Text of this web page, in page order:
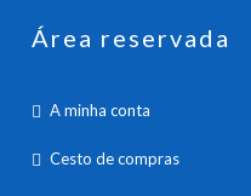
Área reservada
A minha conta
Cesto de compras